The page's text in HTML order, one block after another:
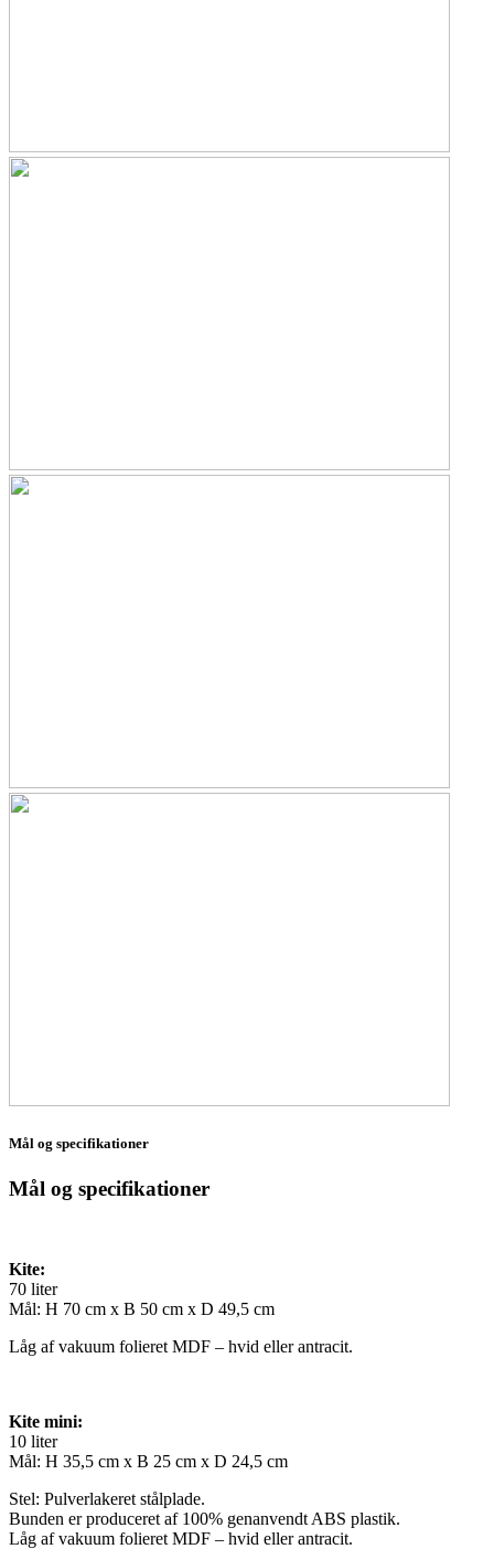
Mål og specifikationer
Mål og specifikationer
Kite:
70 liter
Mål: H 70 cm x B 50 cm x D 49,5 cm
Låg af vakuum folieret MDF – hvid eller antracit.
Kite mini:
10 liter
Mål: H 35,5 cm x B 25 cm x D 24,5 cm
Stel: Pulverlakeret stålplade.
Bunden er produceret af 100% genanvendt ABS plastik.
Låg af vakuum folieret MDF – hvid eller antracit.